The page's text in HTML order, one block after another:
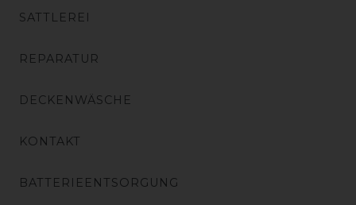
SATTLEREI
REPARATUR
DECKENWÄSCHE
KONTAKT
BATTERIEENTSORGUNG